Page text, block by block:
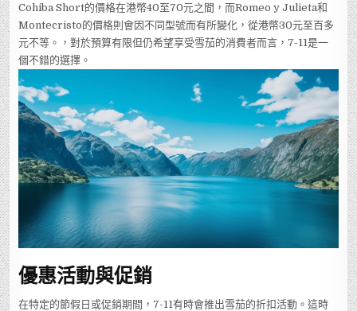
Cohiba Short的價格在港幣40至70元之間，而Romeo y Julieta和
Montecristo的價格則會因不同型號而有所變化，從港幣30元至百多
元不等。，對於預算有限但仍希望享受雪茄的消費者而言，7-11是一
個不錯的選擇。
優惠活動與促銷
在特定的節假日或促銷期間，7-11有時會推出雪茄的折扣活動。這時